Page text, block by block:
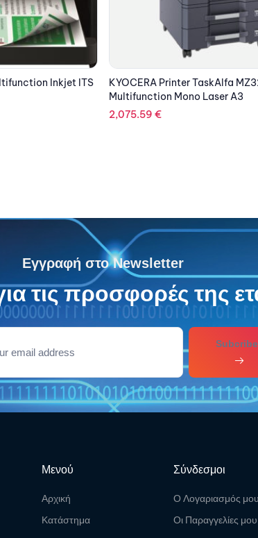
MZ3200i
EPSON Printer M15140
A3
1,063.07 €
Εγγραφή στο Newsletter
τις προσφορές της
Μενού
Αρχική
Κατάστημα
Σύνδεσμοι
Ο Λογαριασμός μου
Οι Παραγγελίες μου